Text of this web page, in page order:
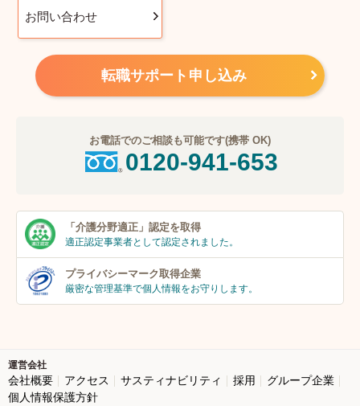
お問い合わせ
転職サポート申し込み
お電話でのご相談も可能です(携帯 OK)
0120-941-653
「介護分野適正」 認定を取得
適正認定事業者として認定されました。
プライバシーマーク取得企業
厳密な管理基準で個人情報をお守りします。
運営会社
会社概要 アクセス サスティナビリティ 採用
グループ企業
個人情報保護方針